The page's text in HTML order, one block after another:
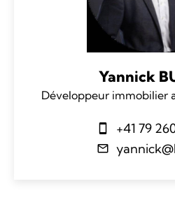
Yannick
Développeur immobilier
+41 79